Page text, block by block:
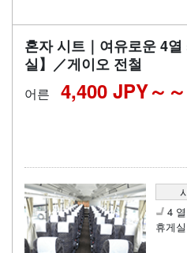
혼자 시트｜여유로운 4
실】／게이오 전철
어른 4,400 JPY～
4 열
휴게